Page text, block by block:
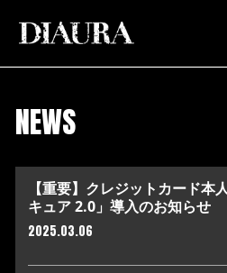
NEWS
【重要】クレジットカード本
キュア 2.0」導入のお知らせ
2025.03.06